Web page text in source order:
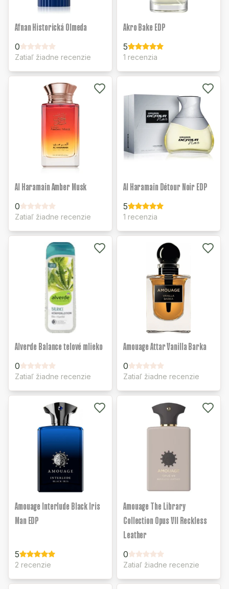
Afnan Historická Olmeda
0
Zatiaľ žiadne recenzie
Akro Bake EDP
5
1 recenzia
Al Haramain Amber Musk
0
Zatiaľ žiadne recenzie
Al Haramain Détour Noir EDP
5
1 recenzia
Alverde Balance telové mlieko
0
Zatiaľ žiadne recenzie
Amouage Attar Vanilla Barka
0
Zatiaľ žiadne recenzie
Amouage Interlude Black Iris
Man EDP
5
2 recenzie
Amouage The Library
Collection Opus VII Reckless
Leather
0
Zatiaľ žiadne recenzie